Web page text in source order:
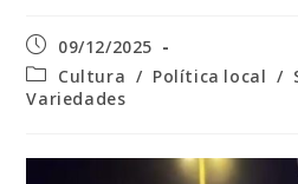
Post
publicado:
09/12/2025
Categoria
do
Cultura / Política local /
Variedades